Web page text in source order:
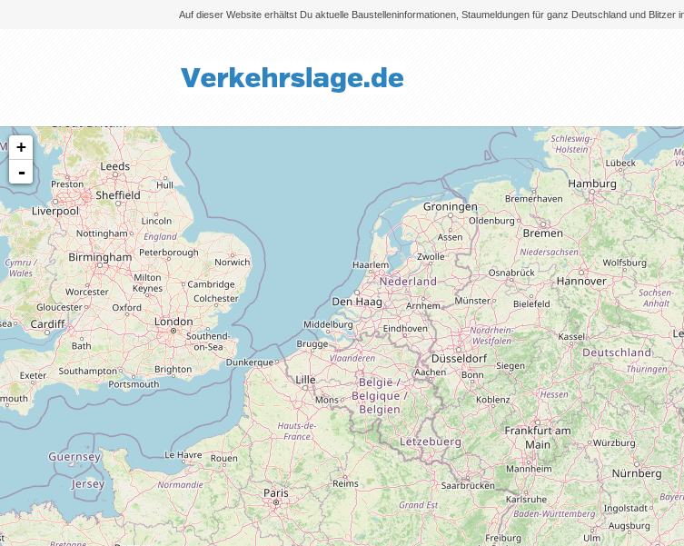
Auf dieser Website erhältst Du aktuelle Baustelleninformationen, Staumeldungen für ganz Deutschland und Blitzer
+
-